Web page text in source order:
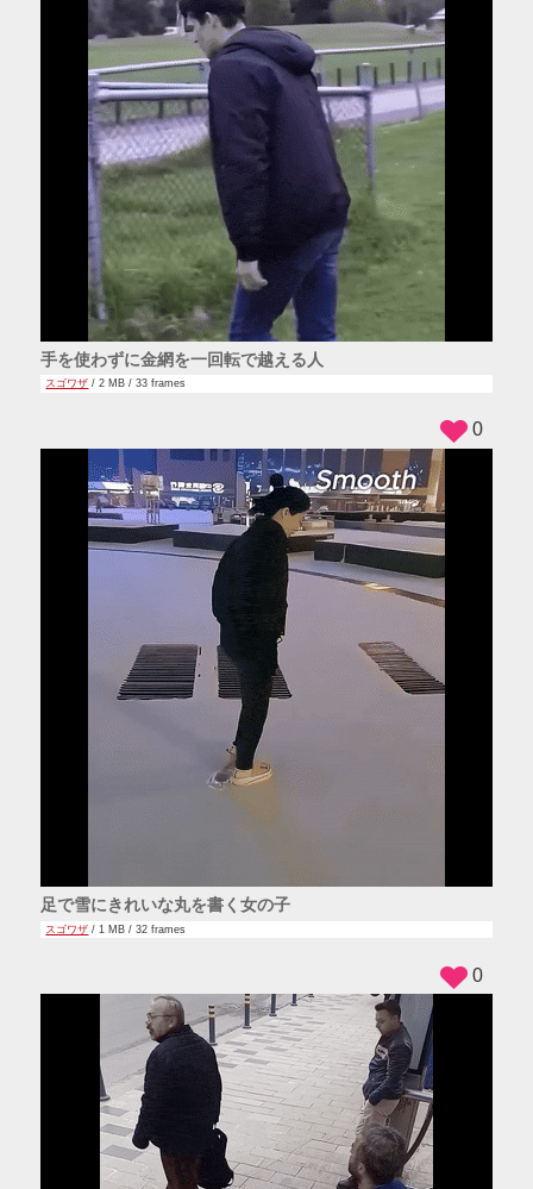
手を使わずに金網を一回転で越える人
スゴワザ / 2 MB / 33 frames
足で雪にきれいな丸を書く女の子
スゴワザ / 1 MB / 32 frames
0
0